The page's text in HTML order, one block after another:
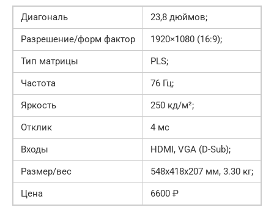
Диагональ
23,8 дюймов;
Разрешение/форм фактор
1920×1080 (16:9);
Тип матрицы
PLS;
Частота
76 Гц;
Яркость
250 кд/м²;
Отклик
4 мс
Входы
HDMI, VGA (D-Sub);
Размер/вес
548x418x207 мм, 3.30 кг;
Цена
6600 ₽